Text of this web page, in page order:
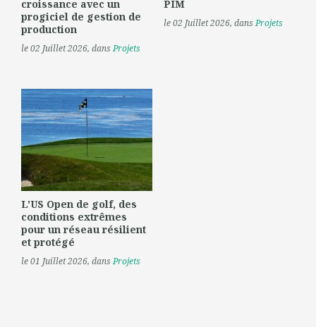
croissance avec un
progiciel de gestion de
production
le 02 Juillet 2026, dansProjets
PIM
le 02 Juillet 2026, dansProjets
L'US Open de golf, des
conditions extrêmes
pour un réseau résilient
et protégé
le 01 Juillet 2026, dansProjets